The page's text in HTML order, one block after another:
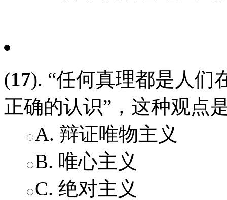
(17). “任何真理都是人们
正确的认识”，这种观点
A. 辩证唯物主义
B. 唯心主义
C. 绝对主义